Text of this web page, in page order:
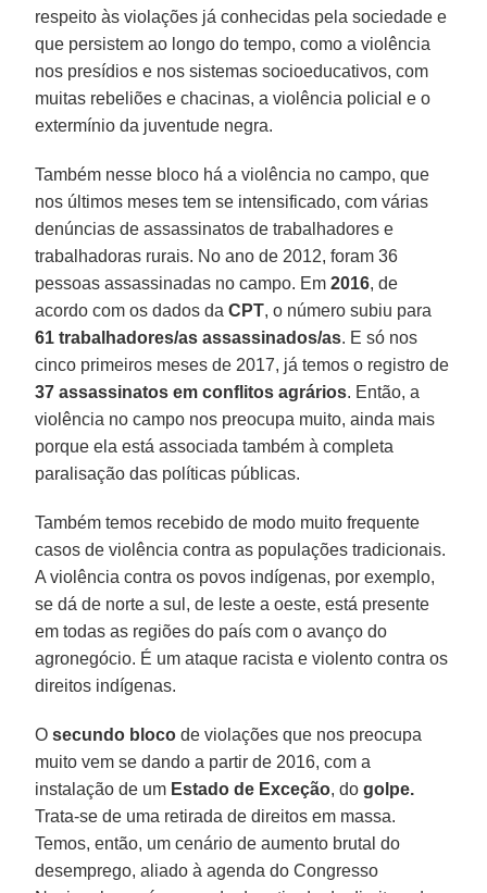
respeito às violações já conhecidas pela sociedade e
que persistem ao longo do tempo, como a violência
nos presídios e nos sistemas socioeducativos, com
muitas rebeliões e chacinas, a violência policial e o
extermínio da juventude negra.
Também nesse bloco há a violência no campo, que
nos últimos meses tem se intensificado, com várias
denúncias de assassinatos de trabalhadores e
trabalhadoras rurais. No ano de 2012, foram 36
pessoas assassinadas no campo. Em2016, de
acordo com os dados daCPT, o número subiu para
61 trabalhadores/as assassinados/as. E só nos
cinco primeiros meses de 2017, já temos o registro de
37 assassinatos em conflitos agrários. Então, a
violência no campo nos preocupa muito, ainda mais
porque ela está associada também à completa
paralisação das políticas públicas.
Também temos recebido de modo muito frequente
casos de violência contra as populações tradicionais.
A violência contra os povos indígenas, por exemplo,
se dá de norte a sul, de leste a oeste, está presente
em todas as regiões do país com o avanço do
agronegócio. É um ataque racista e violento contra os
direitos indígenas.
O secundo bloco de violações que nos preocupa
muito vem se dando a partir de 2016, com a
instalação de um Estado de Exceção, dogolpe.
Trata-se de uma retirada de direitos em massa.
Temos, então, um cenário de aumento brutal do
desemprego, aliado à agenda do Congresso